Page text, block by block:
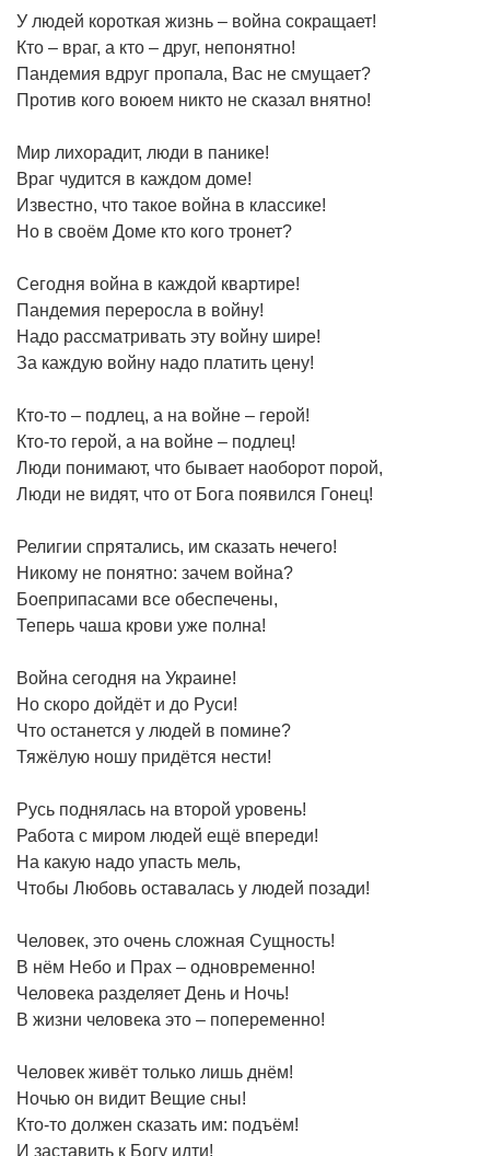
У людей короткая жизнь – война сокращает!
Кто – враг, а кто – друг, непонятно!
Пандемия вдруг пропала, Вас не смущает?
Против кого воюем никто не сказал внятно!
Мир лихорадит, люди в панике!
Враг чудится в каждом доме!
Известно, что такое война в классике!
Но в своём Доме кто кого тронет?
Сегодня война в каждой квартире!
Пандемия переросла в войну!
Надо рассматривать эту войну шире!
За каждую войну надо платить цену!
Кто-то – подлец, а на войне – герой!
Кто-то герой, а на войне – подлец!
Люди понимают, что бывает наоборот порой,
Люди не видят, что от Бога появился Гонец!
Религии спрятались, им сказать нечего!
Никому не понятно: зачем война?
Боеприпасами все обеспечены,
Теперь чаша крови уже полна!
Война сегодня на Украине!
Но скоро дойдёт и до Руси!
Что останется у людей в помине?
Тяжёлую ношу придётся нести!
Русь поднялась на второй уровень!
Работа с миром людей ещё впереди!
На какую надо упасть мель,
Чтобы Любовь оставалась у людей позади!
Человек, это очень сложная Сущность!
В нём Небо и Прах – одновременно!
Человека разделяет День и Ночь!
В жизни человека это – попеременно!
Человек живёт только лишь днём!
Ночью он видит Вещие сны!
Кто-то должен сказать им: подъём!
И заставить к Богу идти!